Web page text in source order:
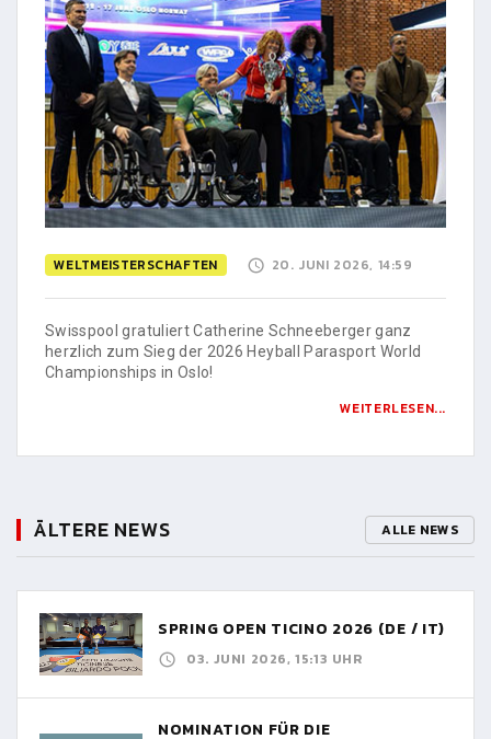
WELTMEISTERSCHAFTEN 20. JUNI 2026, 14:59
Swisspool gratuliert Catherine Schneeberger ganz
herzlich zum Sieg der 2026 Heyball Parasport World
Championships in Oslo!
WEITERLESEN...
ÄLTERE NEWS ALLE NEWS
SPRING OPEN TICINO 2026 (DE / IT)
03. JUNI 2026, 15:13 UHR
NOMINATION FÜR DIE